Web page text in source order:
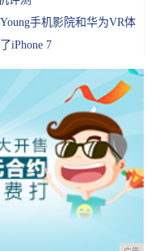
手机影院和华为VR体
iPhone 7